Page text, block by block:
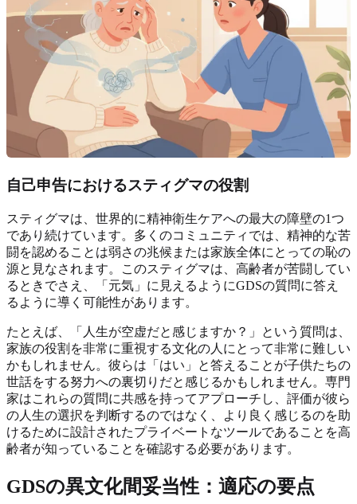
自己申告におけるスティグマの役割
スティグマは、世界的に精神衛生ケアへの最大の障壁の1つ
であり続けています。多くのコミュニティでは、精神的な苦
闘を認めることは弱さの兆候または家族全体にとっての恥の
源と見なされます。このスティグマは、高齢者が苦闘してい
るときでさえ、「元気」に見えるようにGDSの質問に答え
るように導く可能性があります。
たとえば、「人生が空虚だと感じますか？」という質問は、
家族の役割を非常に重視する文化の人にとって非常に難しい
かもしれません。彼らは「はい」と答えることが子供たちの
世話をする努力への裏切りだと感じるかもしれません。専門
家はこれらの質問に共感を持ってアプローチし、評価が彼ら
の人生の選択を判断するのではなく、より良く感じるのを助
けるために設計されたプライベートなツールであることを高
齢者が知っていることを確認する必要があります。
GDSの異文化間妥当性：適応の要点